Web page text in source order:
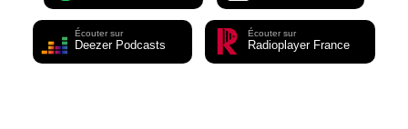
Écouter sur
Deezer Podcasts
Écouter sur
Radioplayer France